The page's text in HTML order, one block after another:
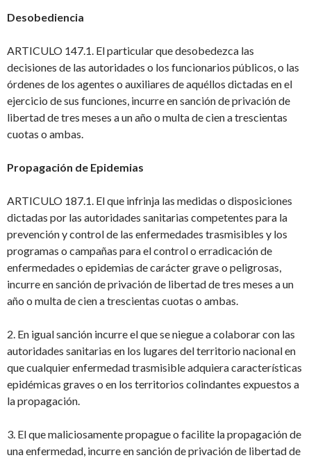
Desobediencia
ARTICULO 147.1. El particular quedesobedezca las
decisiones de las autoridades o los funcionarios públicos, o las
órdenes de los agentes o auxiliares de aquéllos dictadas en el
ejercicio de sus funciones, incurre en sanción de privación de
libertadde tres meses a un año o multa de cien a trescientas
cuotas o ambas.
Propagación de Epidemias
ARTICULO 187.1. El que infrinja las medidas o disposiciones
dictadas por las autoridades sanitarias competentes para la
prevención y control de las enfermedades trasmisibles y los
programas o campañas para el control o erradicación de
enfermedades o epidemias de carácter grave o peligrosas,
incurre en sanción de privación de libertad detres meses a un
año o multa de cien a trescientas cuotas o ambas.
2. En igual sanción incurre el quese niegue a colaborar con las
autoridades sanitarias en los lugares del territorio nacional en
que cualquier enfermedad trasmisibleadquiera características
epidémicas graves o en los territorios colindantes expuestos a
la propagación.
3. El quemaliciosamente propague o facilite la propagación de
una enfermedad, incurre en sanción deprivación de libertad de